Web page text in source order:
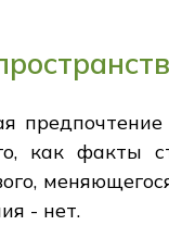
как факты
- нет.